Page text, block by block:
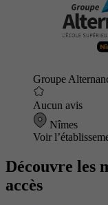
Groupe
Aucun avis
Nîmes
Voir
Découvre les
accès